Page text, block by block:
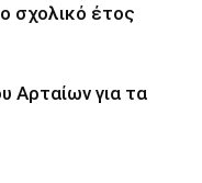
σχολικό έτος
Αρταίων για τα